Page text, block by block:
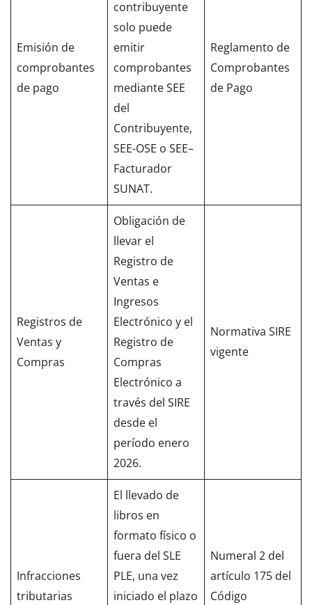
Emisión de
comprobantes
de pago
contribuyente
solo puede
emitir
comprobantes
mediante SEE
del
Contribuyente,
SEE-OSE o SEE–
Facturador
SUNAT.
Reglamento de
Comprobantes
de Pago
Registros de
Ventas y
Compras
Obligación de
llevar el
Registro de
Ventas e
Ingresos
Electrónico y el
Registro de
Compras
Electrónico a
través del SIRE
desde el
período enero
2026.
Normativa SIRE
vigente
Infracciones
tributarias
El llevado de
libros en
formato físico o
fuera del SLE
PLE, una vez
iniciado el plazo
Numeral 2 del
artículo 175 del
Código